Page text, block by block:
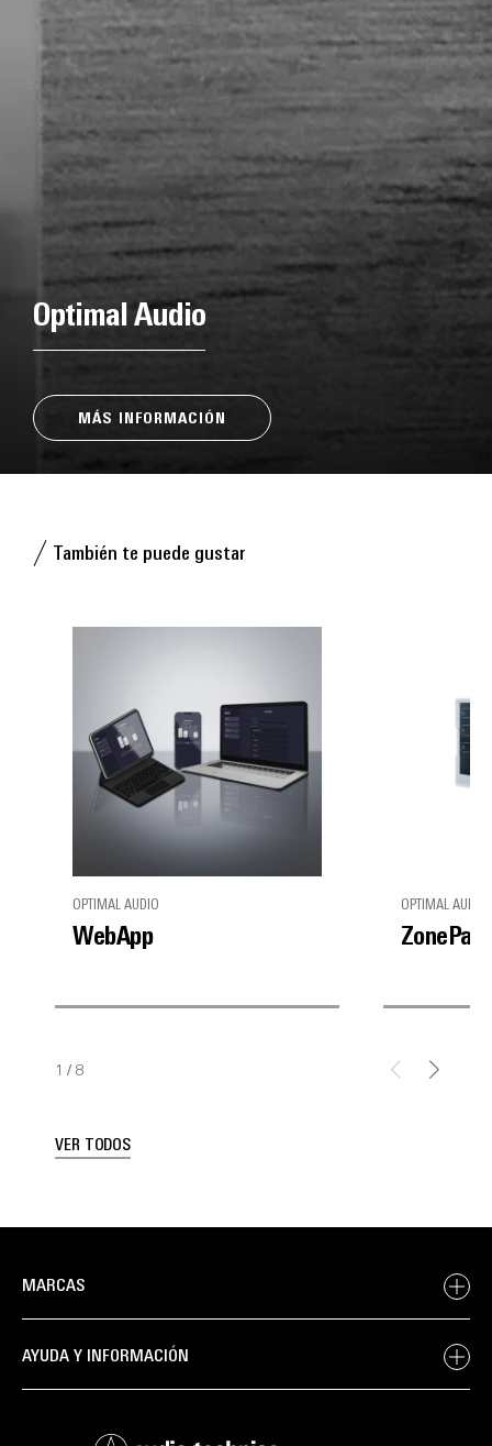
Optimal Audio
MÁS INFORMACIÓN
También te puede gustar
OPTIMAL AUDIO
WebApp
OPTIMAL AUDIO
ZonePad
1 / 8
VER TODOS
MARCAS
AYUDA Y INFORMACIÓN